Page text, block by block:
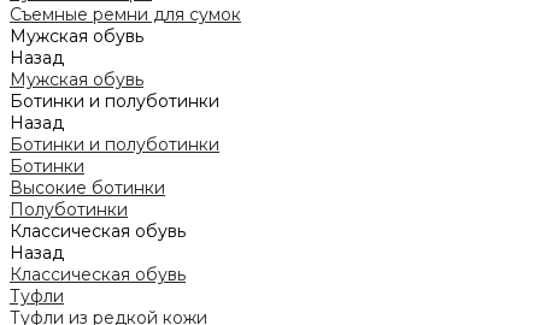
Съемные ремни для сумок
Мужская обувь
Назад
Мужская обувь
Ботинки и полуботинки
Назад
Ботинки и полуботинки
Ботинки
Высокие ботинки
Полуботинки
Классическая обувь
Назад
Классическая обувь
Туфли
Туфли из редкой кожи